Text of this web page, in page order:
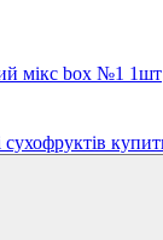
мікс box №1 1шт